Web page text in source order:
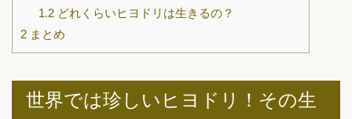
1.2どれくらいヒヨドリは生きるの？
2 まとめ
世界では珍しいヒヨドリ！その生